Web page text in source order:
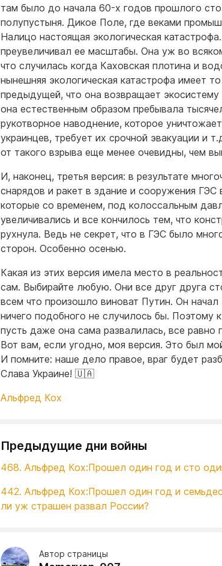
там было до начала 60-х годов прошлого
полупустыня. Дикое Поле, где веками
Налицо настоящая экологическая
преувеличивал ее масштабы. Она уж во
что случилась когда Каховская плотина и
нынешняя экологическая катастрофа имеет
предыдущей, что она возвращает экосистему
она естественным образом пребывала
рукотворное наводнение, которое
украинцев, требует их срочной эвакуации и
от такого взрыва еще менее очевидны, чем
И, наконец, третья версия: в результате
снарядов и ракет в здание и сооружения ГЭС
которые со временем, под колоссальным
увеличивались и все кончилось тем, что
рухнула. Ведь не секрет, что в ГЭС было
сторон. Особенно осенью.
Какая из этих версия имела место в
сам. Выбирайте любую. Они все друг друга
всем что произошло виноват Путин. Он начал
ничего подобного не случилось бы. Поэтому
пусть даже она сама развалилась, все
Вот вам, если угодно, моя версия. Это был
И помните: наше дело правое, враг будет
Слава Украине! 🇺🇦
Альфред Кох
Предыдущие дни войны
468. Альфред Кох:Прошел один год и сто
442. Альфред Кох:Прошел один год и
ли уж страшен развал России?
Автор страницы